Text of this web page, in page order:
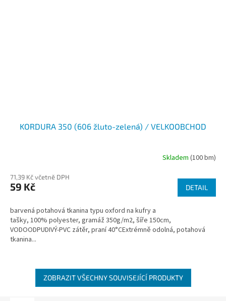
KORDURA 350 (606 žluto-zelená) / VELKOOBCHOD
Skladem (100 bm)
71,39 Kč včetně DPH
59 Kč DETAIL
barvená potahová tkanina typu oxford na kufry a
tašky, 100% polyester, gramáž 350g/m2, šíře 150cm,
VODOODPUDIVÝ-PVC zátěr, praní 40°CExtrémně odolná, potahová
tkanina...
ZOBRAZIT VŠECHNY SOUVISEJÍCÍ PRODUKTY